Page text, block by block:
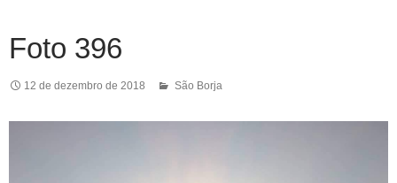
Foto 396
12 de dezembro de 2018 São Borja